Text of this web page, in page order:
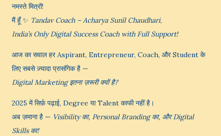
नमस्ते मित्रों!
मैं हूँ ✨ Tandav Coach – Acharya Sunīl Chaudhari,
India’s Only Digital Success Coach with Full Support!
आज का सवाल हर Aspirant, Entrepreneur, Coach, और Student के
लिए सबसे ज़्यादा प्रासंगिक है —
Digital Marketing इतना ज़रूरी क्यों है?
2025 में सिर्फ़ पढ़ाई, Degree या Talent काफी नहीं है।
अब ज़माना है — Visibility का, Personal Branding का, और Digital
Skills का!